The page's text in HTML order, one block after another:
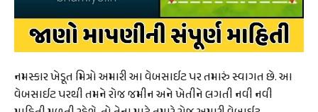
નમસ્કાર ખેડૂત મિત્રો અમારી આ વેબસાઈટ પર તમારું સ્વાગત છે. આ
વેબસાઈટ પરથી તમને રોજ જમીન અને ખેતીને લગતી નવી નવી